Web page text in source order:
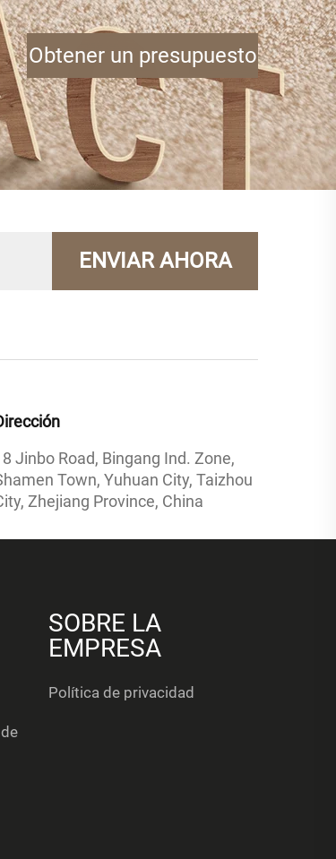
Obtener un presupuesto
ENVIAR AHORA
Jinbo Road, Bingang Ind. Zone,
Town, Yuhuan City, Taizhou
Zhejiang Province, China
SOBRE LA
EMPRESA
Política de privacidad